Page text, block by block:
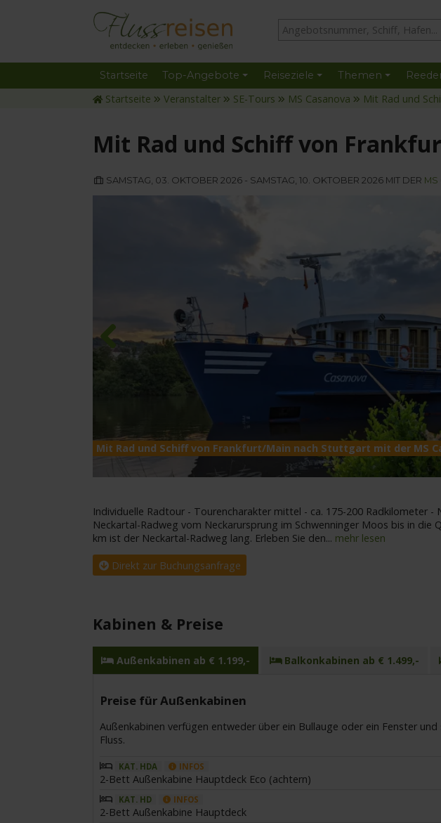
Startseite Top-Angebote Reiseziele Themen
Startseite Veranstalter SE-Tours MS Casanova Mit Rad und
Mit Rad und Schiff von
SAMSTAG, 03. OKTOBER 2026 - SAMSTAG, 10. OKTOBER 2026 MIT DER MS
Mit Rad und Schiff von Frankfurt/Main nach Stuttgart mit der MS
Previous
Individuelle Radtour - Tourencharakter mittel - ca. 175-200 Radkilometer
Neckartal-Radweg vom Neckarursprung im Schwenninger Moos bis in die
km ist der Neckartal-Radweg lang. Erleben Sie den... mehr lesen
Direkt zur Buchungsanfrage
Kabinen & Preise
Außenkabinen ab € 1.199,- Balkonkabinen ab € 1.499,-
Preise für Außenkabinen
Außenkabinen verfügen entweder über ein Bullauge oder ein Fenster
Fluss.
KAT. HDA INFOS
2-Bett Außenkabine Hauptdeck Eco (achtern)
KAT. HD INFOS
2-Bett Außenkabine Hauptdeck